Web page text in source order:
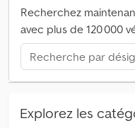
Recherchez
avec plus de 120 000
Explorez les